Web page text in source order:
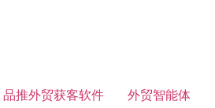
品推外贸获客软件 外贸智能体